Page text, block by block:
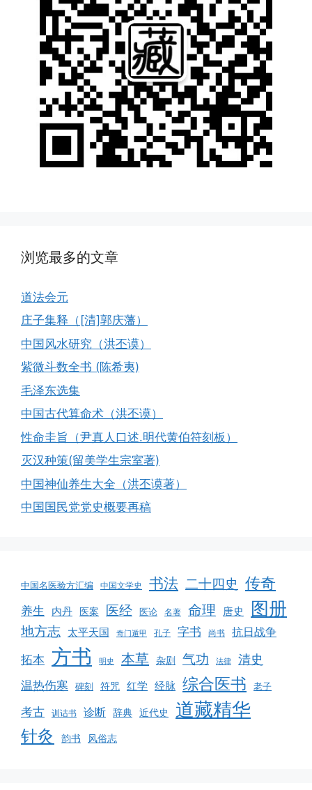
浏览最多的文章
道法会元
庄子集释（[清]郭庆藩）
中国风水研究（洪丕谟）
紫微斗数全书 (陈希夷)
毛泽东选集
中国古代算命术（洪丕谟）
性命圭旨（尹真人口述.明代黄伯符刻板）
灭汉种策(留美学生宗室著)
中国神仙养生大全（洪丕谟著）
中国国民党党史概要再稿
中国名医验方汇编 中国文学史 书法 二十四史 传奇
养生 内丹 医案 医经 医论 名著 命理 唐史 图册
地方志 太平天国 奇门遁甲 孔子 字书 尚书 抗日战争
拓本 方书 明史 本草 杂剧 气功 法律 清史
温热伤寒 碑刻 符咒 红学 经脉 综合医书 老子
考古 训诂书 诊断 辞典 近代史 道藏精华
针灸 韵书 风俗志